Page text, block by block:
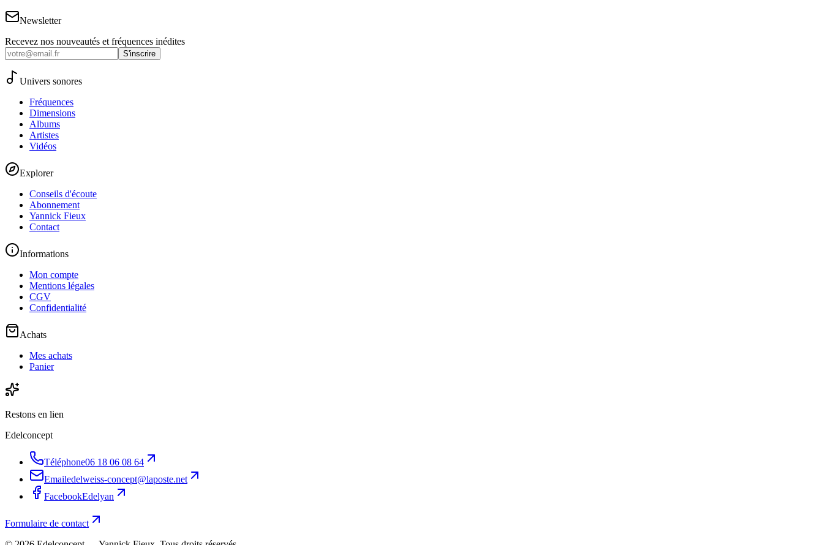
Newsletter
Recevez nos nouveautés et fréquences inédites
S'inscrire
Univers sonores
Fréquences
Dimensions
Albums
Artistes
Vidéos
Explorer
Conseils d'écoute
Abonnement
Yannick Fieux
Contact
Informations
Mon compte
Mentions légales
CGV
Confidentialité
Achats
Mes achats
Panier
Restons en lien
Edelconcept
Téléphone06 18 06 08 64
Emailedelweiss-concept@laposte.net
FacebookEdelyan
Formulaire de contact